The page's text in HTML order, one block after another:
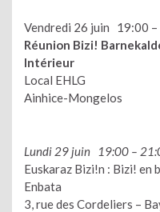
Vendredi 26 juin 19:00
Réunion Bizi!
Intérieur
Local EHLG
Ainhice-Mongelos
Lundi 29 juin 19:00 –
Euskaraz Bizi!n : Bizi! en
Enbata
3, rue des Cordeliers –